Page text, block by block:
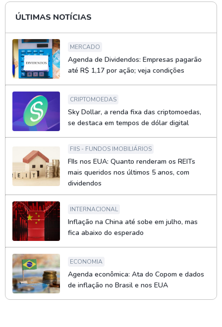
ÚLTIMAS NOTÍCIAS
MERCADO
Agenda de Dividendos: Empresas pagarão
até R$ 1,17 por ação; veja condições
CRIPTOMOEDAS
Sky Dollar, a renda fixa das criptomoedas,
se destaca em tempos de dólar digital
FIIS - FUNDOS IMOBILIÁRIOS
FIIs nos EUA: Quanto renderam os REITs
mais queridos nos últimos 5 anos, com
dividendos
INTERNACIONAL
Inflação na China até sobe em julho, mas
fica abaixo do esperado
ECONOMIA
Agenda econômica: Ata do Copom e dados
de inflação no Brasil e nos EUA